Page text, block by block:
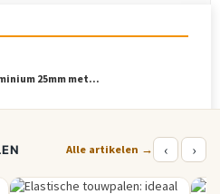
paar maanden al schade
minimum voor elke
tegen waterspetters
locaties die regelmatig
regen. IP65 voor zware
Alle artikelen → ‹ ›
25mm met...
anti-reflectie APET